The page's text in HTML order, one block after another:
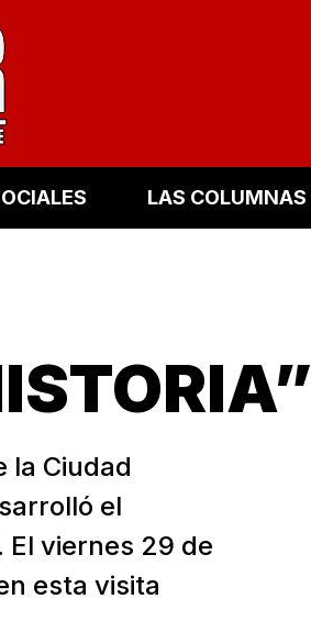
LAS COLUMNAS
la Ciudad
el
El viernes 29 de
esta visita